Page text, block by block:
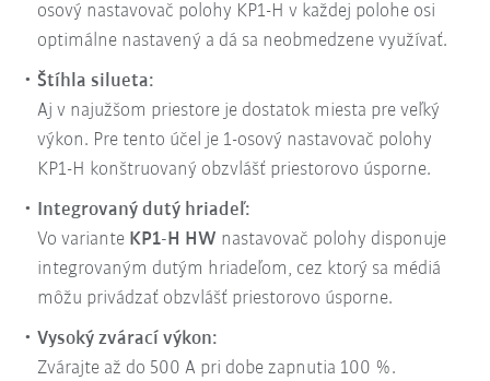
osový nastavovač polohy KP1-H v každej polohe osi
optimálne nastavený a dá sa neobmedzene využívať.
Štíhla silueta:
Aj v najužšom priestore je dostatok miesta pre veľký
výkon. Pre tento účel je 1-osový nastavovač polohy
KP1-H konštruovaný obzvlášť priestorovo úsporne.
Integrovaný dutý hriadeľ:
Vo variante KP1-H HW nastavovač polohy disponuje
integrovaným dutým hriadeľom, cez ktorý sa médiá
môžu privádzať obzvlášť priestorovo úsporne.
Vysoký zvárací výkon:
Zvárajte až do 500 A pri dobe zapnutia 100 %.